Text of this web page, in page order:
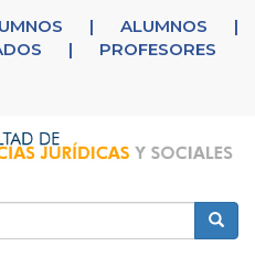
| ALUMNOS
|
| PROFESORES